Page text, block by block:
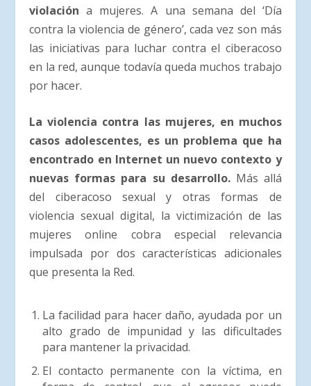
violación a mujeres. A una semana del ‘Día
contra la violencia de género’, cada vez son más
las iniciativas para luchar contra el ciberacoso
en la red, aunque todavía queda muchos trabajo
por hacer.
La violencia contra las mujeres, en muchos
casos adolescentes, es un problema que ha
encontrado en Internet un nuevo contexto y
nuevas formas para su desarrollo.Más allá
del ciberacoso sexual y otras formas de
violencia sexual digital, la victimización de las
mujeres online cobra especial relevancia
impulsada por dos características adicionales
que presenta la Red.
La facilidad para hacer daño, ayudada por un
alto grado de impunidad y las dificultades
para mantener la privacidad.
El contacto permanente con la víctima, en